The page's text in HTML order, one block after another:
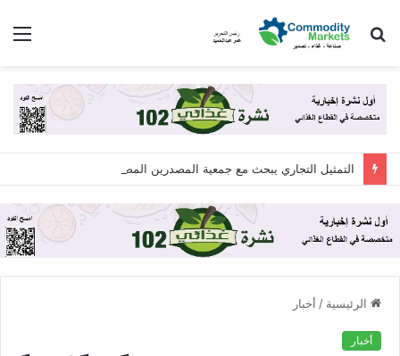
بحث
الرئيسية / أخبار
أخبار